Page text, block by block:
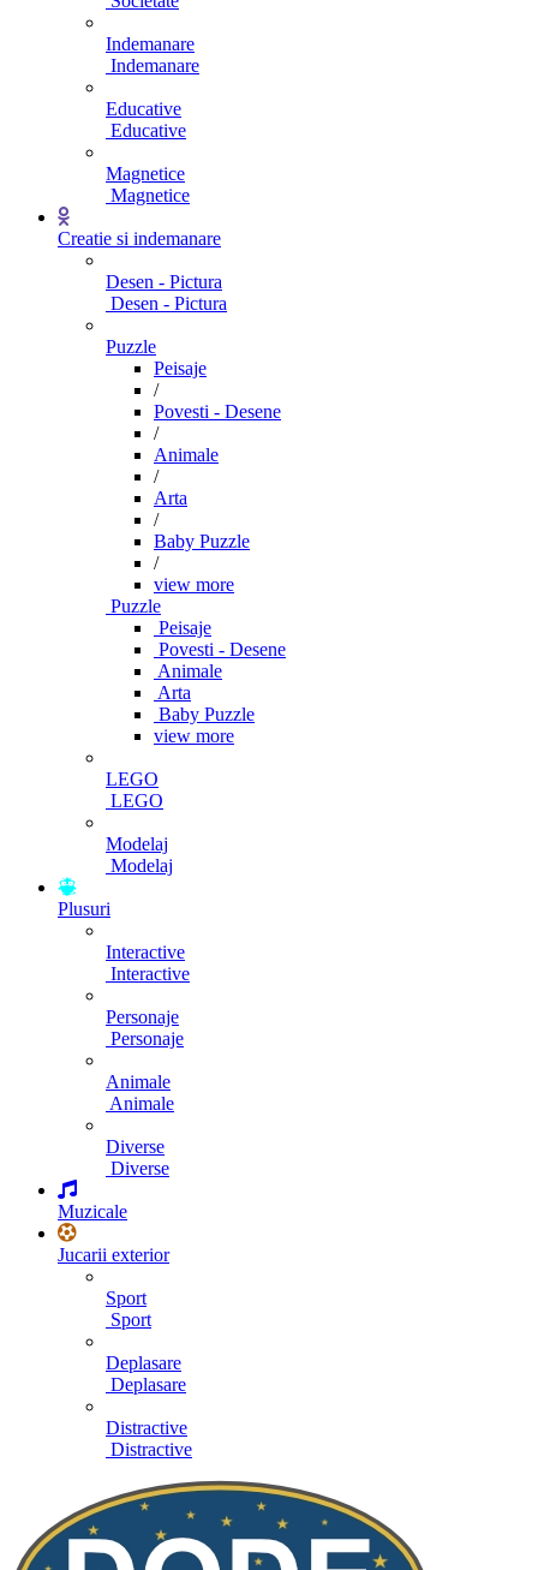
Indemanare
Indemanare
Educative
Educative
Magnetice
Magnetice
Creatie si indemanare
Desen - Pictura
Desen - Pictura
Puzzle
Peisaje
/
Povesti - Desene
/
Animale
/
Arta
/
Baby Puzzle
/
view more
Puzzle
Peisaje
Povesti - Desene
Animale
Arta
Baby Puzzle
view more
LEGO
LEGO
Modelaj
Modelaj
Plusuri
Interactive
Interactive
Personaje
Personaje
Animale
Animale
Diverse
Diverse
Muzicale
Jucarii exterior
Sport
Sport
Deplasare
Deplasare
Distractive
Distractive